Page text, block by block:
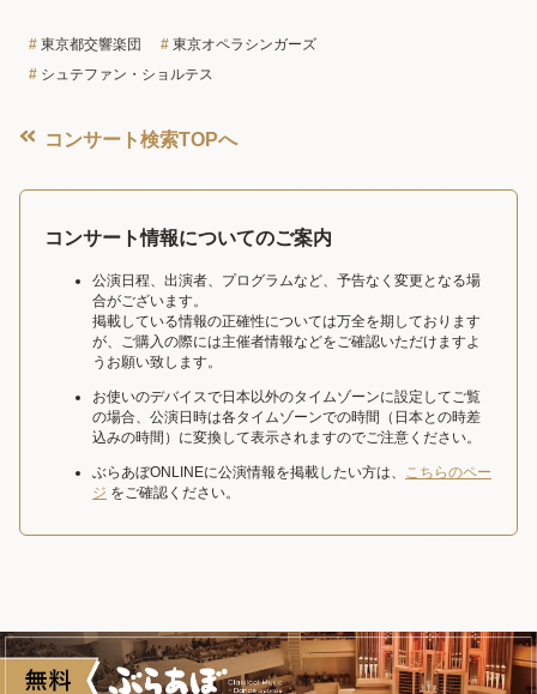
東京都交響楽団
東京オペラシンガーズ
シュテファン・ショルテス
コンサート検索TOPへ
コンサート情報についてのご案内
公演日程、出演者、プログラムなど、予告なく変更となる場
合がございます。
掲載している情報の正確性については万全を期しております
が、ご購入の際には主催者情報などをご確認いただけますよ
うお願い致します。
お使いのデバイスで日本以外のタイムゾーンに設定してご覧
の場合、公演日時は各タイムゾーンでの時間（日本との時差
込みの時間）に変換して表示されますのでご注意ください。
ぶらあぼONLINEに公演情報を掲載したい方は、 こちらのペー
ジ をご確認ください。